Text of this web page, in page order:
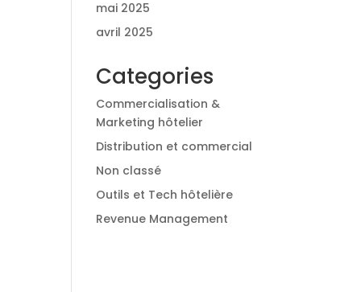
mai 2025
avril 2025
Categories
Commercialisation &
Marketing hôtelier
Distribution et commercial
Non classé
Outils et Tech hôtelière
Revenue Management